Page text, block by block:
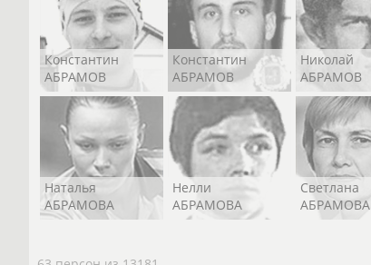
Константин
АБРАМОВ
Константин
АБРАМОВ
Николай
АБРАМОВ
Наталья
АБРАМОВА
Нелли
АБРАМОВА
Светлана
АБРАМОВА